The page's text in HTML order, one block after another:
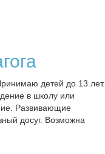
детей до 13 лет.
в школу или
Развивающие
досуг. Возможна